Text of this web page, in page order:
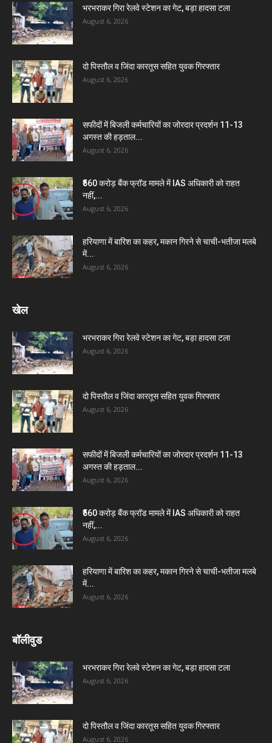
भरभराकर गिरा रेलवे स्टेशन का गेट, बड़ा हादसा टला
August 6, 2026
दो पिस्तौल व जिंदा कारतूस सहित युवक गिरफ्तार
August 6, 2026
सफीदों में बिजली कर्मचारियों का जोरदार प्रदर्शन 11-13
अगस्त की हड़ताल...
August 6, 2026
₹560 करोड़ बैंक फ्रॉड मामले में IAS अधिकारी को राहत
नहीं,...
August 6, 2026
हरियाणा में बारिश का कहर, मकान गिरने से चाची-भतीजा मलबे
में...
August 6, 2026
खेल
भरभराकर गिरा रेलवे स्टेशन का गेट, बड़ा हादसा टला
August 6, 2026
दो पिस्तौल व जिंदा कारतूस सहित युवक गिरफ्तार
August 6, 2026
सफीदों में बिजली कर्मचारियों का जोरदार प्रदर्शन 11-13
अगस्त की हड़ताल...
August 6, 2026
₹560 करोड़ बैंक फ्रॉड मामले में IAS अधिकारी को राहत
नहीं,...
August 6, 2026
हरियाणा में बारिश का कहर, मकान गिरने से चाची-भतीजा मलबे
में...
August 6, 2026
बॉलीवुड
भरभराकर गिरा रेलवे स्टेशन का गेट, बड़ा हादसा टला
August 6, 2026
दो पिस्तौल व जिंदा कारतूस सहित युवक गिरफ्तार
August 6, 2026